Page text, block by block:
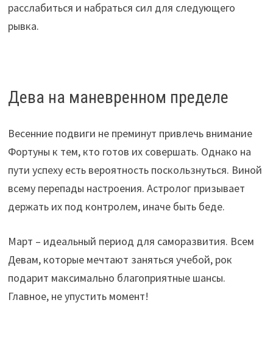
расслабиться и набраться сил для следующего
рывка.
Дева на маневренном пределе
Весенние подвиги не преминут привлечь внимание
Фортуны к тем, кто готов их совершать. Однако на
пути успеху есть вероятность поскользнуться. Виной
всему перепады настроения. Астролог призывает
держать их под контролем, иначе быть беде.
Март – идеальный период для саморазвития. Всем
Девам, которые мечтают заняться учебой, рок
подарит максимально благоприятные шансы.
Главное, не упустить момент!